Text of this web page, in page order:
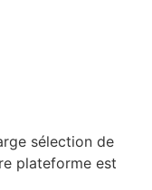
sélection de
plateforme est